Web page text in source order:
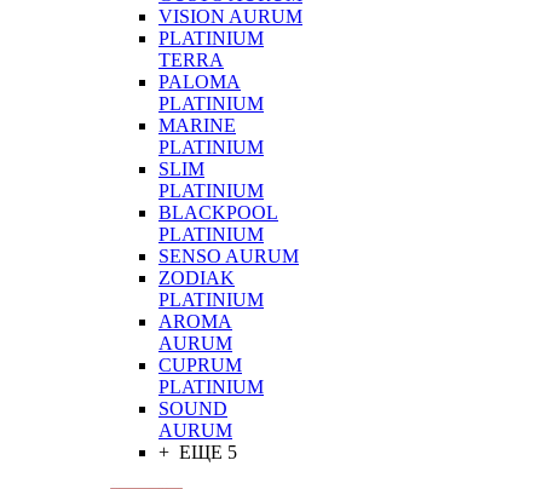
VISION AURUM
PLATINIUM
TERRA
PALOMA
PLATINIUM
MARINE
PLATINIUM
SLIM
PLATINIUM
BLACKPOOL
PLATINIUM
SENSO AURUM
ZODIAK
PLATINIUM
AROMA
AURUM
CUPRUM
PLATINIUM
SOUND
AURUM
+ ЕЩЕ 5